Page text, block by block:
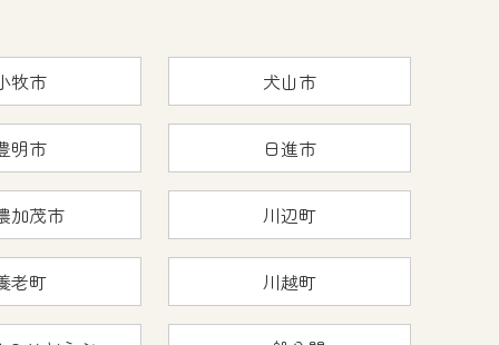
牧市 犬山市
明市 日進市
加茂市 川辺町
老町 川越町